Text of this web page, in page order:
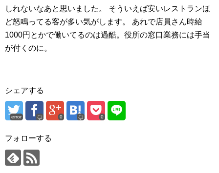
しれないなあと思いました。
そういえば安いレストランほ
ど怒鳴ってる客が多い気がします。
あれで店員さん時給
1000円とかで働いてるのは過酷。役所の窓口業務には手当
が付くのに。
シェアする
error 0 0
フォローする